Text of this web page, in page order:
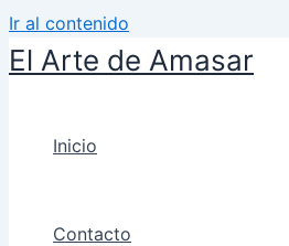
Ir al contenido
El Arte de Amasar
Inicio
Contacto